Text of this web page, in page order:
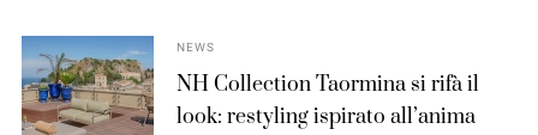
NEWS
NH Collection Taormina si rifà il
look: restyling ispirato all’anima